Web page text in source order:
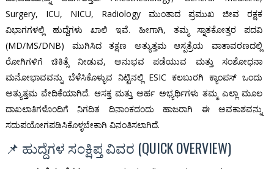
Surgery, ICU, NICU, Radiology ಮುಂತಾದ ಪ್ರಮುಖ ಜೀವ ರಕ್ಷಕ
ವಿಭಾಗಗಳಲ್ಲಿ ಹುದ್ದೆಗಳು ಖಾಲಿ ಇವೆ. ಹೀಗಾಗಿ, ತಮ್ಮ ಸ್ನಾತಕೋತ್ತರ ಪದವಿ
(MD/MS/DNB) ಮುಗಿಸಿದ ತಕ್ಷಣ ಅತ್ಯುತ್ತಮ ಆಸ್ಪತ್ರೆಯ ವಾತಾವರಣದಲ್ಲಿ
ರೋಗಿಗಳಿಗೆ ಚಿಕಿತ್ಸೆ ನೀಡುವ, ಅನುಭವ ಪಡೆಯುವ ಮತ್ತು ಸಂಶೋಧನಾ
ಮನೋಭಾವವನ್ನು ಬೆಳೆಸಿಕೊಳ್ಳುವ ನಿಟ್ಟಿನಲ್ಲಿ ESIC ಕಲಬುರಗಿ ಕ್ಯಾಂಪಸ್ ಒಂದು
ಅತ್ಯುತ್ತಮ ವೇದಿಕೆಯಾಗಿದೆ. ಆಸಕ್ತ ಮತ್ತು ಅರ್ಹ ಅಭ್ಯರ್ಥಿಗಳು ತಮ್ಮ ಎಲ್ಲಾ ಮೂಲ
ದಾಖಲಾತಿಗಳೊಂದಿಗೆ ನಿಗದಿತ ದಿನಾಂಕದಂದು ಹಾಜರಾಗಿ ಈ ಅವಕಾಶವನ್ನು
ಸದುಪಯೋಗಪಡಿಸಿಕೊಳ್ಳಬೇಕಾಗಿ ವಿನಂತಿಸಲಾಗಿದೆ.
📌 ಹುದ್ದೆಗಳ ಸಂಕ್ಷಿಪ್ತ ವಿವರ (QUICK OVERVIEW)